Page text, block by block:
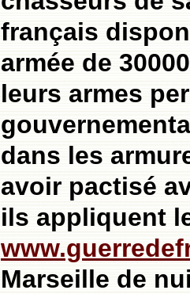
français
armée de
leurs armes
dans les
avoir pactisé
ils appliquent
Marseille de